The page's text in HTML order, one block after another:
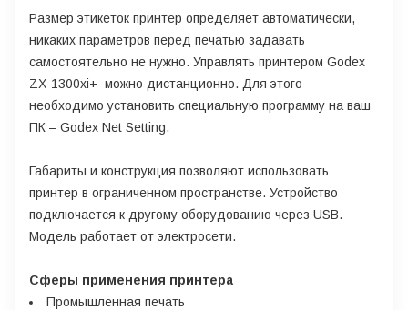
Размер этикеток принтер определяет автоматически,
никаких параметров перед печатью задавать
самостоятельно не нужно. Управлять принтером Godex
ZX-1300xi+ можно дистанционно. Для этого
необходимо установить специальную программу на ваш
ПК – Godex Net Setting.
Габариты и конструкция позволяют использовать
принтер в ограниченном пространстве. Устройство
подключается к другому оборудованию через USB.
Модель работает от электросети.
Сферы применения принтера
Промышленная печать